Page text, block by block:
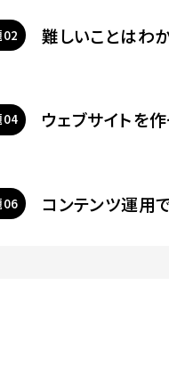
難しいことはわ
ウェブサイトを
コンテンツ運用